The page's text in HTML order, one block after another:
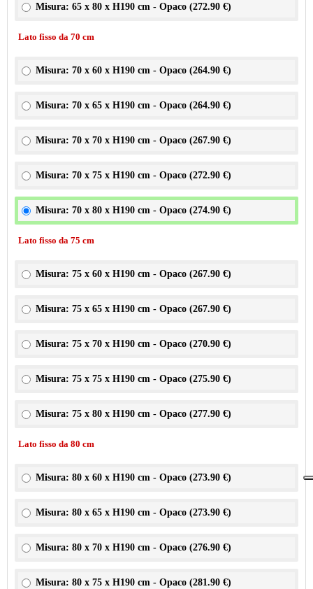
Misura: 65 x 80 x H190 cm - Opaco (272.90 €)
Lato fisso da 70 cm
Misura: 70 x 60 x H190 cm - Opaco (264.90 €)
Misura: 70 x 65 x H190 cm - Opaco (264.90 €)
Misura: 70 x 70 x H190 cm - Opaco (267.90 €)
Misura: 70 x 75 x H190 cm - Opaco (272.90 €)
Misura: 70 x 80 x H190 cm - Opaco (274.90 €)
Lato fisso da 75 cm
Misura: 75 x 60 x H190 cm - Opaco (267.90 €)
Misura: 75 x 65 x H190 cm - Opaco (267.90 €)
Misura: 75 x 70 x H190 cm - Opaco (270.90 €)
Misura: 75 x 75 x H190 cm - Opaco (275.90 €)
Misura: 75 x 80 x H190 cm - Opaco (277.90 €)
Lato fisso da 80 cm
Misura: 80 x 60 x H190 cm - Opaco (273.90 €)
Misura: 80 x 65 x H190 cm - Opaco (273.90 €)
Misura: 80 x 70 x H190 cm - Opaco (276.90 €)
Misura: 80 x 75 x H190 cm - Opaco (281.90 €)